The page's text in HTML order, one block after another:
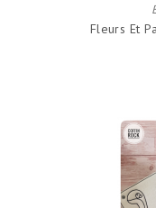
Fleurs Et